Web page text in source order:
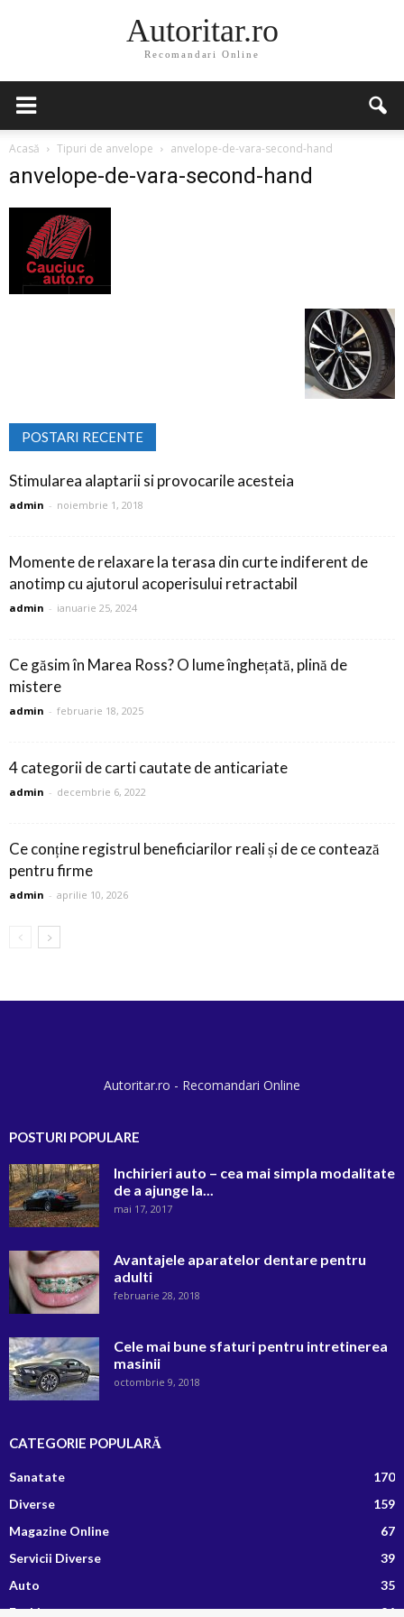
Autoritar.ro
Recomandari Online
Acasă Tipuri de anvelope anvelope-de-vara-second-hand
anvelope-de-vara-second-hand
POSTARI RECENTE
Stimularea alaptarii si provocarile acesteia
admin - noiembrie 1, 2018
Momente de relaxare la terasa din curte indiferent de
anotimp cu ajutorul acoperisului retractabil
admin - ianuarie 25, 2024
Ce găsim în Marea Ross? O lume înghețată, plină de
mistere
admin - februarie 18, 2025
4 categorii de carti cautate de anticariate
admin - decembrie 6, 2022
Ce conține registrul beneficiarilor reali și de ce contează
pentru firme
admin - aprilie 10, 2026
Autoritar.ro - Recomandari Online
POSTURI POPULARE
Inchirieri auto – cea mai simpla modalitate
de a ajunge la...
mai 17, 2017
Avantajele aparatelor dentare pentru
adulti
februarie 28, 2018
Cele mai bune sfaturi pentru intretinerea
masinii
octombrie 9, 2018
CATEGORIE POPULARĂ
Sanatate
170
Diverse
159
Magazine Online
67
Servicii Diverse
39
Auto
35
Fashion
26